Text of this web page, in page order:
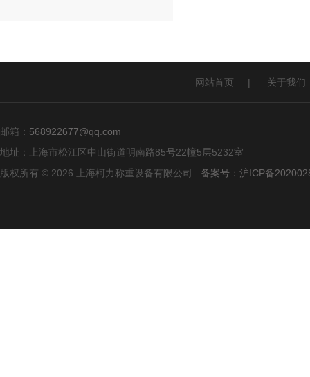
网站首页 | 关于我们
邮箱： 568922677@qq.com
地址：上海市松江区中山街道明南路85号22幢5层5232室
版权所有 © 2026 上海柯力称重设备有限公司 备案号：沪ICP备